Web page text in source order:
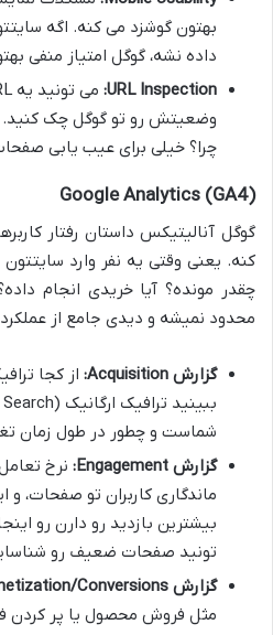
بهتون گوشزد می کنه. اگه
داده نشه، گوگل امتیاز منفی
URL Inspection:
وضعیتش رو تو گوگل چک کنید.
چرا؟ خیلی برای عیب یابی
Google Analytics (GA4)
گوگل آنالیتیکس داستان رفتار
کنه. یعنی وقتی یه نفر وارد
چقدر مونده؟ آیا خریدی انجام
محدود نمیشه و دیدی جامع از
گزارش Acquisition:
از کجا
شماست و چطور در طول زمان
گزارش Engagement:
ماندگاری کاربران تو صفحات،
بیشترین بازدید رو دارن رو
تونید صفحات ضعیف رو
گزارش Monetization/Conversions:
مثل فروش محصول یا پر کردن